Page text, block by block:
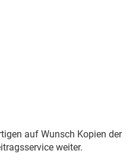
auf Wunsch Kopien der
weiter.